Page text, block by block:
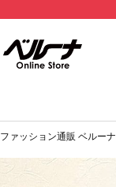
ファッション通販 ベルーナ